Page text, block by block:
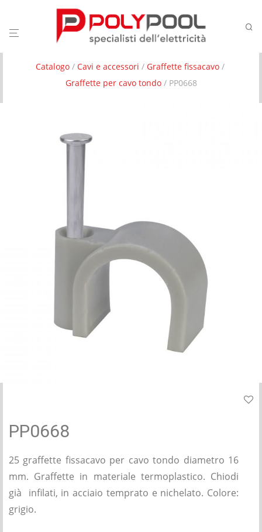
Catalogo/ Cavi e accessori / Graffette fissacavo/
Graffette per cavo tondo/ PP0668
PP0668
25 graffette fissacavo per cavo tondo diametro 16
mm. Graffette in materiale termoplastico. Chiodi
già infilati, in acciaio temprato e nichelato. Colore:
grigio.